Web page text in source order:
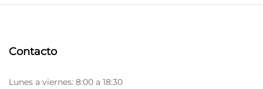
Contacto
Lunes a viernes: 8:00 a 18:30